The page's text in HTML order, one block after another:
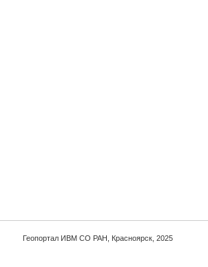
Геопортал ИВМ СО РАН, Красноярск, 2025